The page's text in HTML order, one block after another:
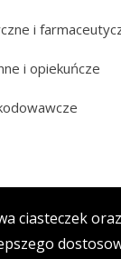
ciasteczek
i
i opiekuńcze